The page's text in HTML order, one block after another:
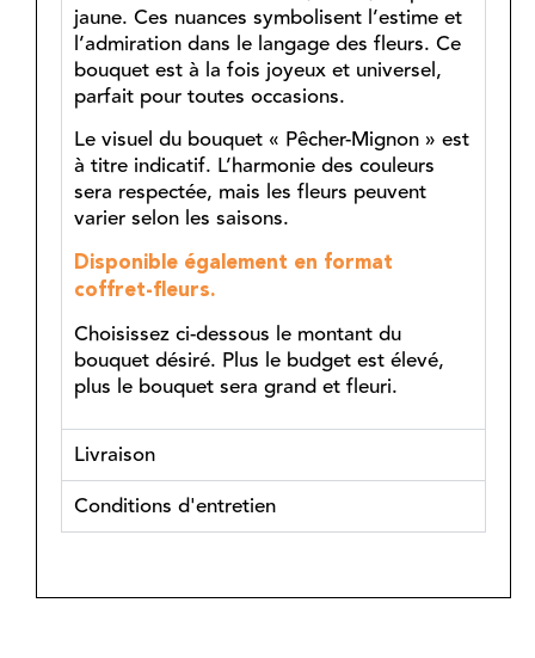
jaune. Ces nuances symbolisent l’estime et
l’admiration dans le langage des fleurs. Ce
bouquet est à la fois joyeux et universel,
parfait pour toutes occasions.
Le visuel du bouquet « Pêcher-Mignon » est
à titre indicatif. L’harmonie des couleurs
sera respectée, mais les fleurs peuvent
varier selon les saisons.
Disponible également en format
coffret-fleurs.
Choisissez ci-dessous le montant du
bouquet désiré. Plus le budget est élevé,
plus le bouquet sera grand et fleuri.
Livraison
Conditions d'entretien